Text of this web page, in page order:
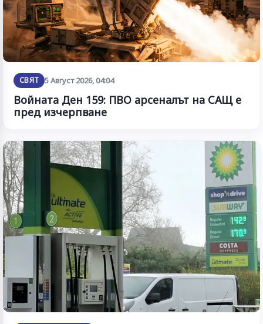
СВЯТ 5 Август 2026, 04:04
Войната Ден 159: ПВО арсеналът на САЩ е
пред изчерпване